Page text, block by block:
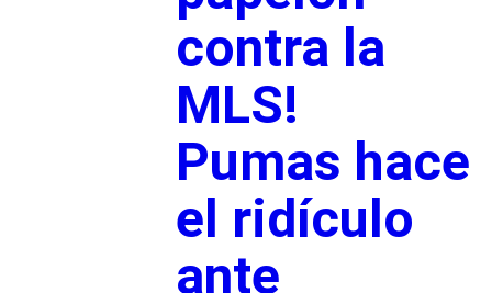
contra la
MLS!
Pumas hace
el ridículo
ante